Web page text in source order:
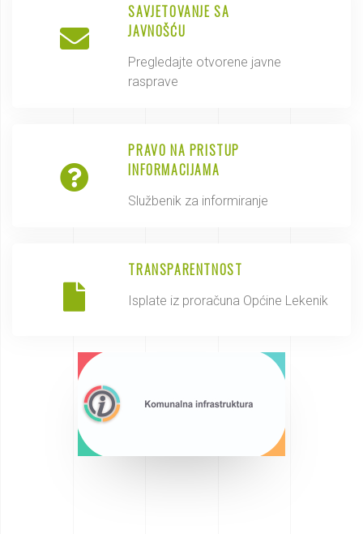
SAVJETOVANJE SA
JAVNOŠĆU
Pregledajte otvorene javne
rasprave
PRAVO NA PRISTUP
INFORMACIJAMA
Službenik za informiranje
TRANSPARENTNOST
Isplate iz proračuna Općine Lekenik